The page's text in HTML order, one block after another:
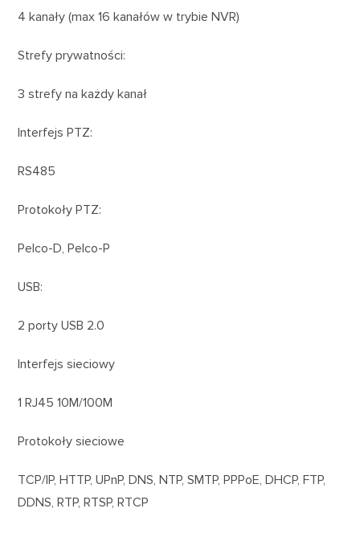
4 kanały (max 16 kanałów w trybie NVR)
Strefy prywatności:
3 strefy na każdy kanał
Interfejs PTZ:
RS485
Protokoły PTZ:
Pelco-D, Pelco-P
USB:
2 porty USB 2.0
Interfejs sieciowy
1 RJ45 10M/100M
Protokoły sieciowe
TCP/IP, HTTP, UPnP, DNS, NTP, SMTP, PPPoE, DHCP, FTP,
DDNS, RTP, RTSP, RTCP